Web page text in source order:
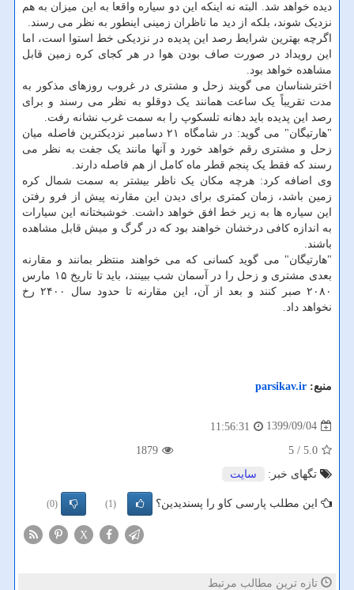
دیده خواهد شد. البته نه اینکه این دو سیاره واقعا به این میزان به هم
نزدیک شوند، بلکه از دید ما ناظران زمینی اینطور به نظر می رسند.
اگرچه بهترین شرایط رصد این پدیده در نزدیکی خط استوا است، اما
این رویداد در صورت صاف بودن هوا در هر کجای کره زمین قابل
مشاهده خواهد بود.
اخترشناسان می گویند زحل و مشتری در غروب روزهای مذکور به
مدت تقریباً یک ساعت همانند یک دوقلو به نظر می رسند و برای
رصد این پدیده باید دهانه تلسکوپ را به سمت غرب نشانه رفت.
"هارتیگان" می گوید: در شامگاه ۲۱ دسامبر نزدیکترین فاصله میان
زحل و مشتری رقم خواهد خورد و آنها مانند یک جفت به نظر می
رسند که فقط یک پنجم قطر ماه کامل از هم فاصله دارند.
وی اضافه کرد: هرچه مکان یک ناظر بیشتر به سمت شمال کره
زمین باشد، زمان کمتری برای دیدن این مقارنه پیش از فرو رفتن
این سیاره ها به زیر خط افق خواهد داشت. خوشبختانه این سیارات
به اندازه کافی درخشان خواهند بود که در گرگ و میش قابل مشاهده
باشند.
"هارتیگان" می گوید کسانی که می خواهند منتظر بمانند و مقارنه
بعدی مشتری و زحل را در آسمان شب ببینند، باید تا تاریخ ۱۵ مارس
۲۰۸۰ صبر کنند و بعد از آن، این مقارنه تا حدود سال ۲۴۰۰ رخ
نخواهد داد.
منبع: parsikav.ir
1399/09/04
11:56:31
5.0
/ 5
1879
تگهای خبر:
سایت
این مطلب پارسی کاو را پسندیدین؟ (1)
(0)
X
تازه ترین مطالب مرتبط